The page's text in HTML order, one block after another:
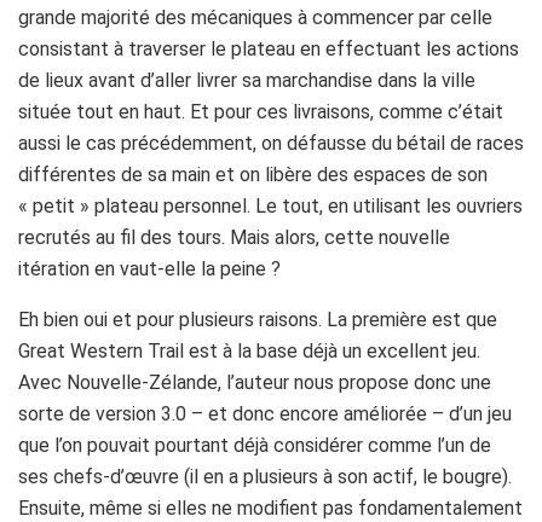
grande majorité des mécaniques à commencer par celle
consistant à traverser le plateau en effectuant les actions
de lieux avant d’aller livrer sa marchandise dans la ville
située tout en haut. Et pour ces livraisons, comme c’était
aussi le cas précédemment, on défausse du bétail de races
différentes de sa main et on libère des espaces de son
« petit » plateau personnel. Le tout, en utilisant les ouvriers
recrutés au fil des tours. Mais alors, cette nouvelle
itération en vaut-elle la peine ?
Eh bien oui et pour plusieurs raisons. La première est que
Great Western Trail est à la base déjà un excellent jeu.
Avec Nouvelle-Zélande, l’auteur nous propose donc une
sorte de version 3.0 – et donc encore améliorée – d’un jeu
que l’on pouvait pourtant déjà considérer comme l’un de
ses chefs-d’œuvre (il en a plusieurs à son actif, le bougre).
Ensuite, même si elles ne modifient pas fondamentalement